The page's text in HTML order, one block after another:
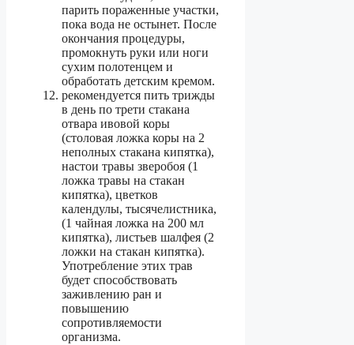
парить пораженные участки,
пока вода не остынет. После
окончания процедуры,
промокнуть руки или ноги
сухим полотенцем и
обработать детским кремом.
рекомендуется пить трижды
в день по трети стакана
отвара ивовой коры
(столовая ложка коры на 2
неполных стакана кипятка),
настои травы зверобоя (1
ложка травы на стакан
кипятка), цветков
календулы, тысячелистника,
(1 чайная ложка на 200 мл
кипятка), листьев шалфея (2
ложки на стакан кипятка).
Употребление этих трав
будет способствовать
заживлению ран и
повышению
сопротивляемости
организма.